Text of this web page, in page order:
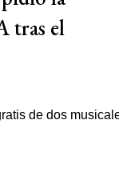
tras el